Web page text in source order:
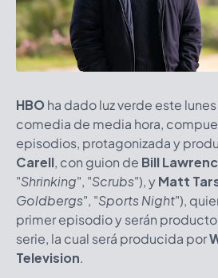
HBO ha dado luz verde este lunes
comedia de media hora,
episodios, protagonizada y
Carell, con guion de Bill
"Shrinking", "Scrubs"), yMatt
Goldbergs", "Sports Night"),
primer episodio y serán
serie, la cual será producida por
Television.